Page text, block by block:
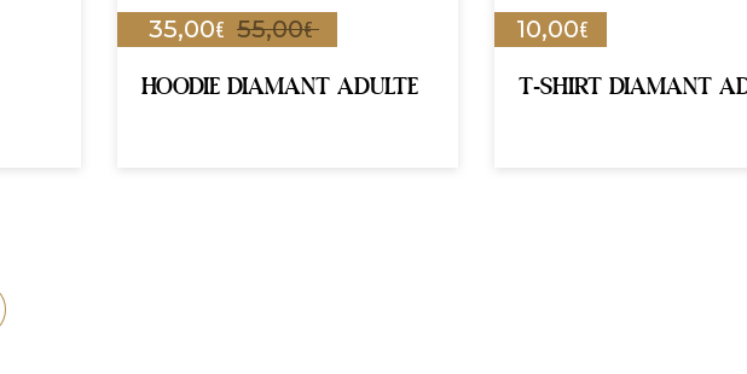
35,00€ 55,00€
HOODIE DIAMANT ADULTE
10,00€
T-SHIRT DIAMANT